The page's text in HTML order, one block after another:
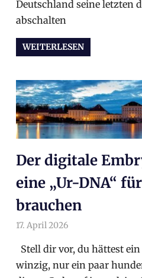
Deutschland seine letzten
abschalten
WEITERLESEN
Der digitale
eine „Ur-DNA“
brauchen
17. April 2026
Stell dir vor, du hättest ein
winzig, nur ein paar